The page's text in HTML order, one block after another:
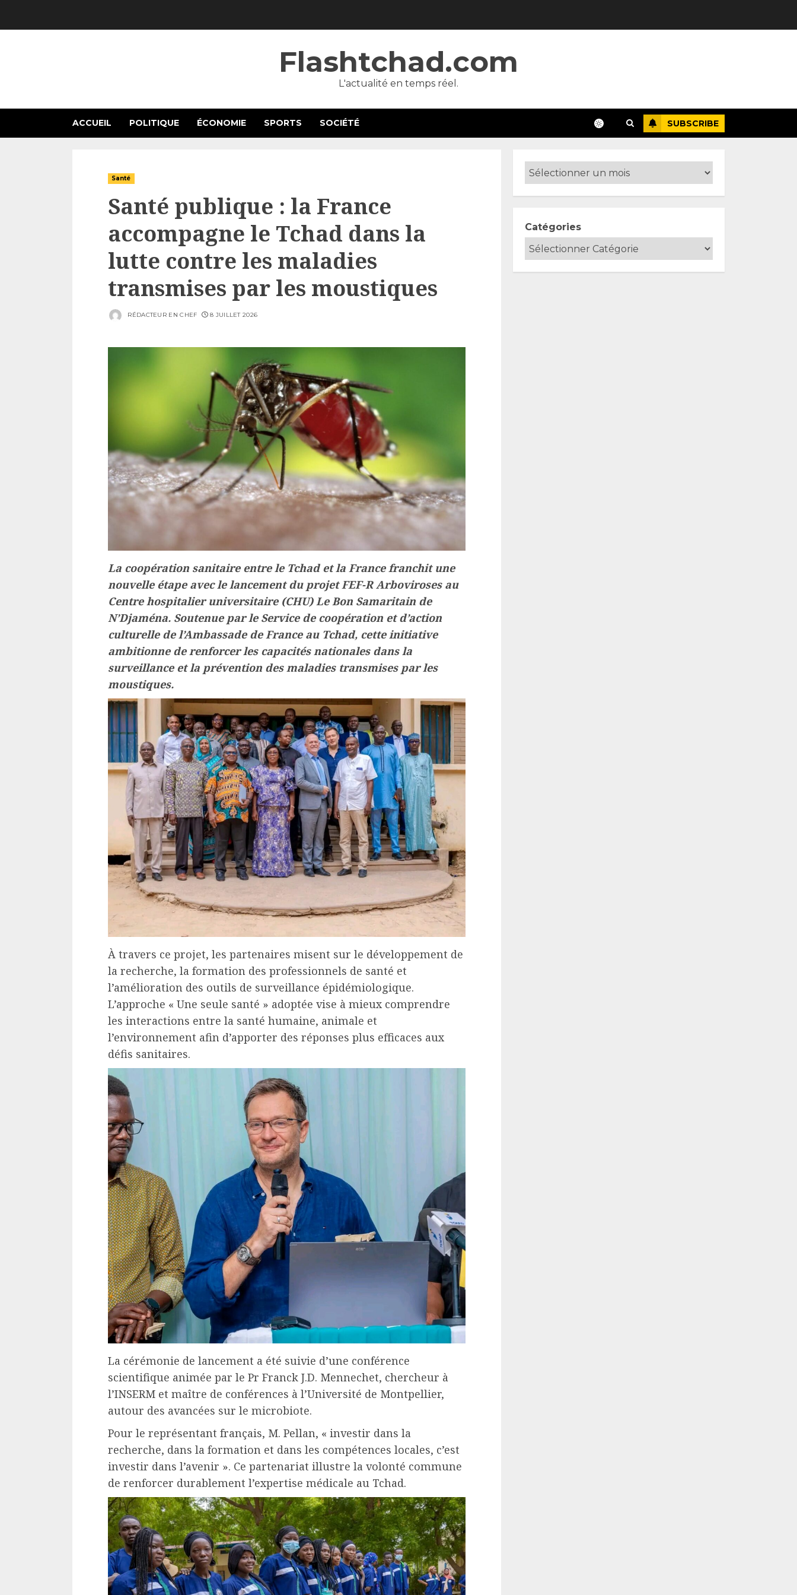
Flashtchad.com
L'actualité en temps réel.
ACCUEIL POLITIQUE ÉCONOMIE SPORTS SOCIÉTÉ SUBSCRIBE
Santé
Santé publique : la France
accompagne le Tchad dans la
lutte contre les maladies
transmises par les moustiques
RÉDACTEUR EN CHEF 8 JUILLET 2026
La coopération sanitaire entre le Tchad et la France franchit une
nouvelle étape avec le lancement du projet FEF-R Arboviroses au
Centre hospitalier universitaire (CHU) Le Bon Samaritain de
N’Djaména. Soutenue par le Service de coopération et d’action
culturelle de l’Ambassade de France au Tchad, cette initiative
ambitionne de renforcer les capacités nationales dans la
surveillance et la prévention des maladies transmises par les
moustiques.
À travers ce projet, les partenaires misent sur le développement de
la recherche, la formation des professionnels de santé et
l’amélioration des outils de surveillance épidémiologique.
L’approche « Une seule santé » adoptée vise à mieux comprendre
les interactions entre la santé humaine, animale et
l’environnement afin d’apporter des réponses plus efficaces aux
défis sanitaires.
La cérémonie de lancement a été suivie d’une conférence
scientifique animée par le Pr Franck J.D. Mennechet, chercheur à
l’INSERM et maître de conférences à l’Université de Montpellier,
autour des avancées sur le microbiote.
Pour le représentant français, M. Pellan, « investir dans la
recherche, dans la formation et dans les compétences locales, c’est
investir dans l’avenir ». Ce partenariat illustre la volonté commune
de renforcer durablement l’expertise médicale au Tchad.
Catégories